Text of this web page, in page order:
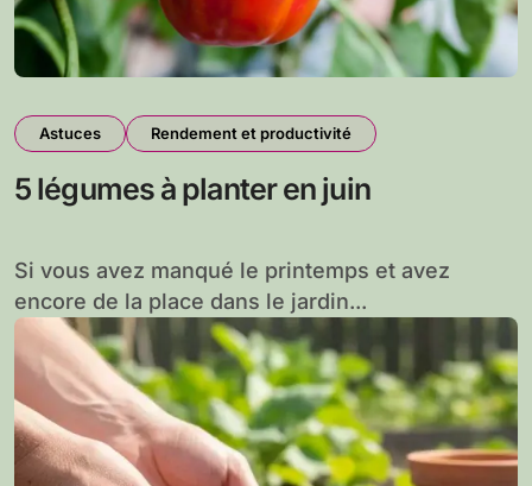
Astuces Rendement et productivité
5 légumes à planter en juin
Si vous avez manqué le printemps et avez
encore de la place dans le jardin...